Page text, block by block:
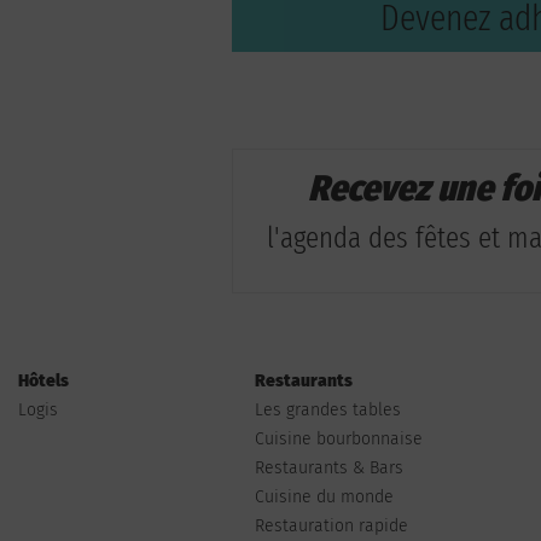
Devenez
Recevez une
l'agenda des fêtes et
Hôtels
Logis
Restaurants
Les grandes tables
Cuisine bourbonnaise
Restaurants & Bars
Cuisine du monde
Restauration rapide